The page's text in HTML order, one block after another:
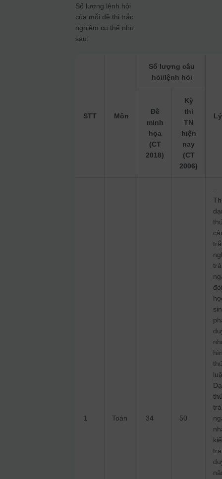
Số lượng lệnh hỏi
của mỗi đề thi trắc
nghiệm cụ thể như
sau:
STT Môn
Số lượng câu
hỏi/lệnh hỏi
Đề
minh
họa
(CT
2018)
Kỳ
thi
TN
hiện
nay
(CT
2006)
1 Toán 34 50
–